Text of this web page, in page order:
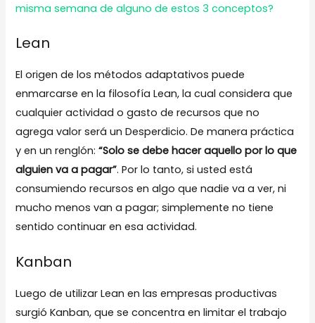
misma semana de alguno de estos 3 conceptos?
Lean
El origen de los métodos adaptativos puede
enmarcarse en la filosofía Lean, la cual considera que
cualquier actividad o gasto de recursos que no
agrega valor será un Desperdicio. De manera práctica
y en un renglón:“Solo se debe hacer aquello por lo que
alguien va a pagar”. Por lo tanto, si usted está
consumiendo recursos en algo que nadie va a ver, ni
mucho menos van a pagar; simplemente no tiene
sentido continuar en esa actividad.
Kanban
Luego de utilizar Lean en las empresas productivas
surgió Kanban, que se concentra en limitar el trabajo